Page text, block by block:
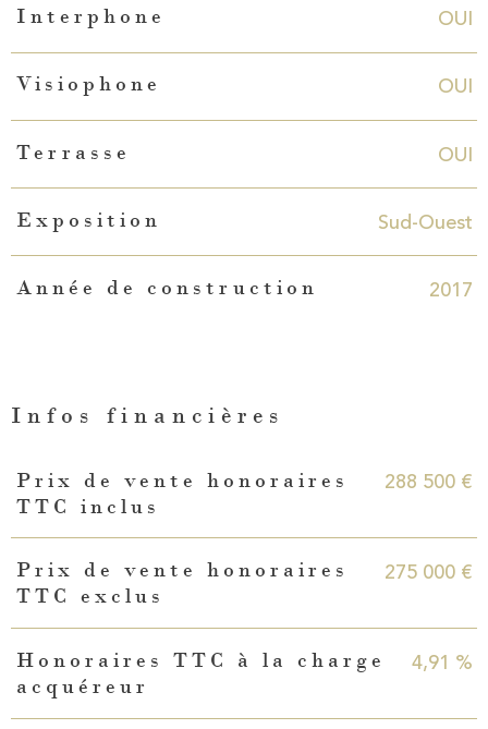
Interphone OUI
Visiophone OUI
Terrasse OUI
Exposition Sud-Ouest
Année de construction 2017
Infos financières
Caractéristiques Valeurs
Prix de vente honoraires
TTC inclus
288 500 €
Prix de vente honoraires
TTC exclus
275 000 €
Honoraires TTC à la charge
acquéreur
4,91 %